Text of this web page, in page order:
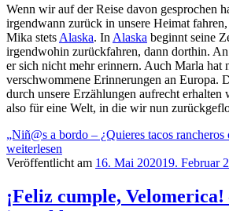
Wenn wir auf der Reise davon gesprochen
irgendwann zurück in unsere Heimat
Mika stets Alaska. In Alaska beginnt seine
irgendwohin zurückfahren, dann dorthin.
er sich nicht mehr erinnern. Auch Marla hat
verschwommene Erinnerungen an Europa.
durch unsere Erzählungen aufrecht erhalten
also für eine Welt, in die wir nun
„Niñ@s a bordo – ¿Quieres tacos
weiterlesen
Veröffentlicht am 16. Mai 202019. Februar
¡Feliz cumple,